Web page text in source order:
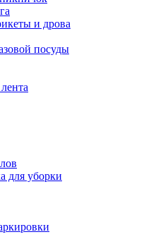
и дрова
посуды
для уборки